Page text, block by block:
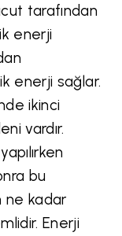
tarafından
enerji
enerji sağlar.
ikinci
vardır.
bu
ne kadar
Enerji